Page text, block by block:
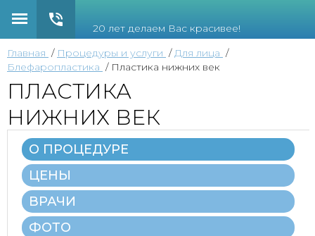
20 лет делаем Вас красивее!
Главная
Процедуры и услуги
Для лица
Блефаропластика
Пластика нижних век
ПЛАСТИКА
НИЖНИХ ВЕК
О ПРОЦЕДУРЕ
ЦЕНЫ
ВРАЧИ
ФОТО